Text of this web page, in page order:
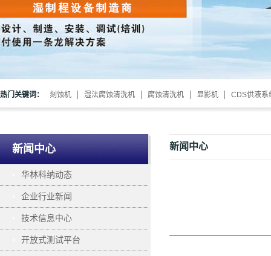
热门关键词： 刻蚀机 湿法腐蚀清洗机 腐蚀清洗机 显影机 CDS供液系
新闻中心
华林科纳动态
企业行业新闻
技术信息中心
开放式测试平台
新闻中心